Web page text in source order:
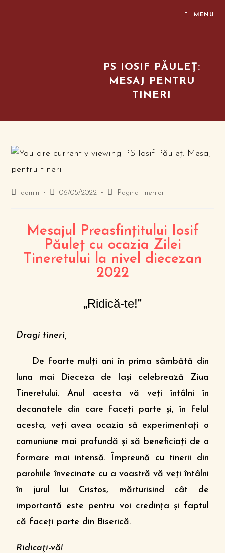
MENU
PS IOSIF PĂULEȚ:
MESAJ PENTRU
TINERI
admin 06/05/2022 Pagina tinerilor
Mesajul Preasfinţitului Iosif
Păuleţ cu ocazia Zilei
Tineretului la nivel diecezan
2022
„Ridică-te!”
Dragi tineri,
De foarte mulţi ani în prima sâmbătă din
luna mai Dieceza de Iaşi celebrează Ziua
Tineretului. Anul acesta vă veţi întâlni în
decanatele din care faceţi parte şi, în felul
acesta, veţi avea ocazia să experimentaţi o
comuniune mai profundă şi să beneficiaţi de o
formare mai intensă. Împreună cu tinerii din
parohiile învecinate cu a voastră vă veţi întâlni
în jurul lui Cristos, mărturisind cât de
importantă este pentru voi credinţa şi faptul
că faceţi parte din Biserică.
Ridicaţi-vă!